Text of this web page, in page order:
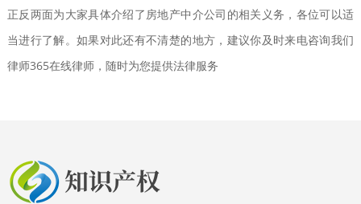
正反两面为大家具体介绍了房地产中介公司的相关义务，各位可以适
当进行了解。如果对此还有不清楚的地方，建议你及时来电咨询我们
律师365在线律师，随时为您提供法律服务